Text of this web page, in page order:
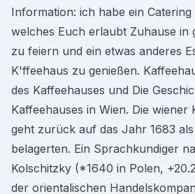
Information: ich habe ein
welches Euch erlaubt Zuhause in
zu feiern und ein etwas anderes
K'ffeehaus zu genießen.
des Kaffeehauses und Die
Kaffeehauses in Wien. Die wiener
geht zurück auf das Jahr 1683
belagerten. Ein Sprachkundiger
Kolschitzky (*1640 in Polen,
der orientalischen